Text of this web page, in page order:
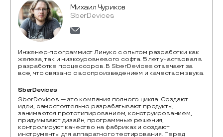
Михаил Чуриков
SberDevices
Инженер-программист Линукс с опытом разработки как
железа, так и низкоуровневого софта. 5 лет участвовал в
разработке процессоров. В SberDevices отвечает за
все, что связано с воспроизведением и качеством звука.
SberDevices
SberDevices — это компания полного цикла. Создают
идеи, самостоятельно разрабатывают продукты,
занимаются прототипированием, конструированием,
придумывают дизайн, программные решения,
контролируют качество на фабриках и создают
инструменты для аппаратного тестирования. Перед